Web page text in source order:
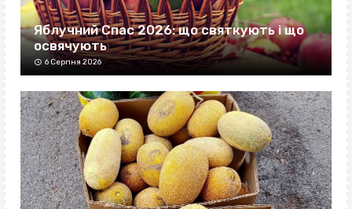
Яблучний Спас 2026: що святкують і що
освячують
6 Серпня 2026